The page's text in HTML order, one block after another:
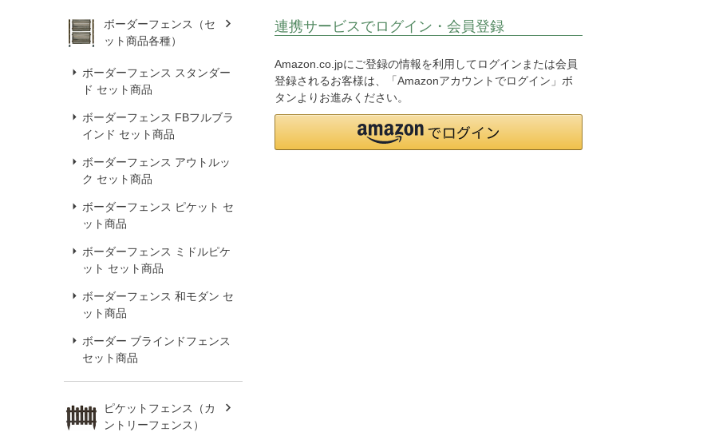
ボーダーフェンス（セ
ット商品各種）
ボーダーフェンス スタンダー
ド セット商品
ボーダーフェンス FBフルブラ
インド セット商品
ボーダーフェンス アウトルッ
ク セット商品
ボーダーフェンス ピケット セ
ット商品
ボーダーフェンス ミドルピケ
ット セット商品
ボーダーフェンス 和モダン セ
ット商品
ボーダー ブラインドフェンス
セット商品
ピケットフェンス（カ
ントリーフェンス）
連携サービスでログイン・会員登録
Amazon.co.jpにご登録の情報を利用してログインまたは会員
登録されるお客様は、「Amazonアカウントでログイン」ボ
タンよりお進みください。